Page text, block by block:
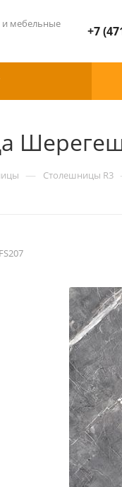
и мебельные
+7
— Столешницы R3
FS207